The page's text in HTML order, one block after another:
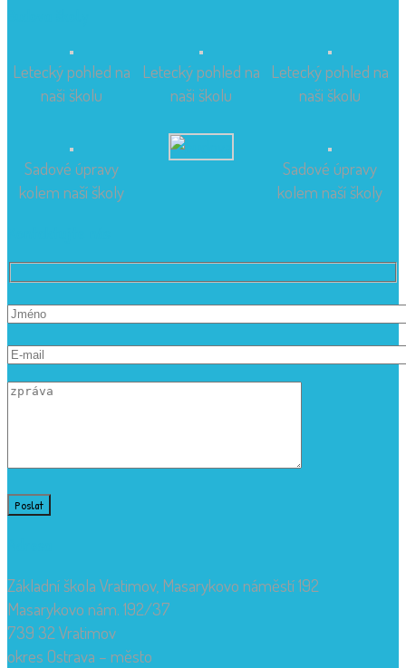
Letecký pohled na
naši školu
Letecký pohled na
naši školu
Letecký pohled na
naši školu
Sadové úpravy
kolem naší školy
Sadové úpravy
kolem naší školy
Základní škola Vratimov, Masarykovo náměstí 192
Masarykovo nám. 192/37
739 32 Vratimov
okres Ostrava – město